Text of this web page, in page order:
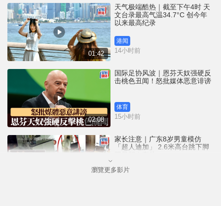
01:42
天气极端酷热｜截至下午4时 天
文台录最高气温34.7°C 创今年
以来最高纪录
港闻
14小时前
02:08
国际足协风波｜恩芬天奴强硬反
击桃色丑闻！怒批媒体恶意诽谤
体育
15小时前
家长注意｜广东8岁男童模仿
「超人迪加」 2.6米高台跳下脚
中国
瀏覽更多影片